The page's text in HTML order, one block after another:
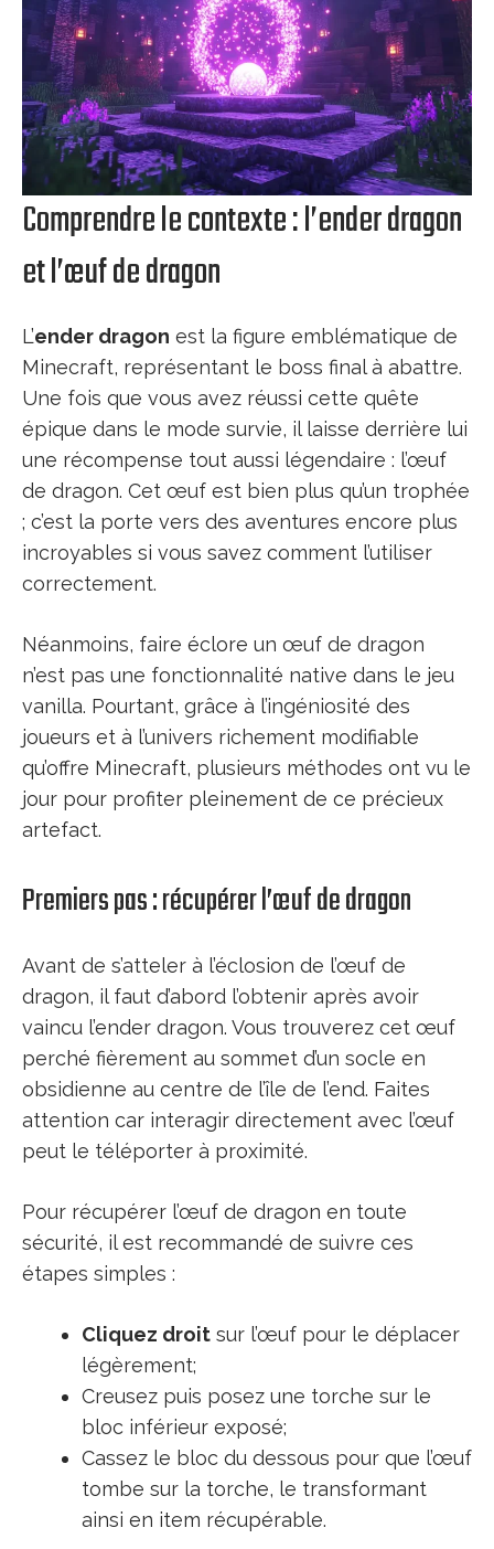
Comprendre le contexte : l’ender dragon
et l’œuf de dragon
L’ender dragon est la figure emblématique de
Minecraft, représentant le boss final à abattre.
Une fois que vous avez réussi cette quête
épique dans le mode survie, il laisse derrière lui
une récompense tout aussi légendaire : l’œuf
de dragon. Cet œuf est bien plus qu’un trophée
; c’est la porte vers des aventures encore plus
incroyables si vous savez comment l’utiliser
correctement.
Néanmoins, faire éclore un œuf de dragon
n’est pas une fonctionnalité native dans le jeu
vanilla. Pourtant, grâce à l’ingéniosité des
joueurs et à l’univers richement modifiable
qu’offre Minecraft, plusieurs méthodes ont vu le
jour pour profiter pleinement de ce précieux
artefact.
Premiers pas : récupérer l’œuf de dragon
Avant de s’atteler à l’éclosion de l’œuf de
dragon, il faut d’abord l’obtenir après avoir
vaincu l’ender dragon. Vous trouverez cet œuf
perché fièrement au sommet d’un socle en
obsidienne au centre de l’île de l’end. Faites
attention car interagir directement avec l’œuf
peut le téléporter à proximité.
Pour récupérer l’œuf de dragon en toute
sécurité, il est recommandé de suivre ces
étapes simples :
Cliquez droit sur l’œuf pour le déplacer
légèrement;
Creusez puis posez une torche sur le
bloc inférieur exposé;
Cassez le bloc du dessous pour que l’œuf
tombe sur la torche, le transformant
ainsi en item récupérable.